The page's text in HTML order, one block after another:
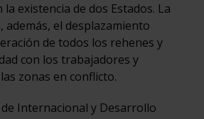
existencia de dos Estados. La
además, el desplazamiento
de todos los rehenes y
con los trabajadores y
zonas en conflicto.
Internacional y Desarrollo